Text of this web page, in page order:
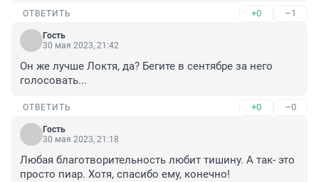
ОТВЕТИТЬ +0 –1
Гость
30 мая 2023, 21:42
Он же лучше Локтя, да? Бегите в сентябре за него
голосовать...
ОТВЕТИТЬ +0 –0
Гость
30 мая 2023, 21:18
Любая благотворительность любит тишину. А так- это
просто пиар. Хотя, спасибо ему, конечно!